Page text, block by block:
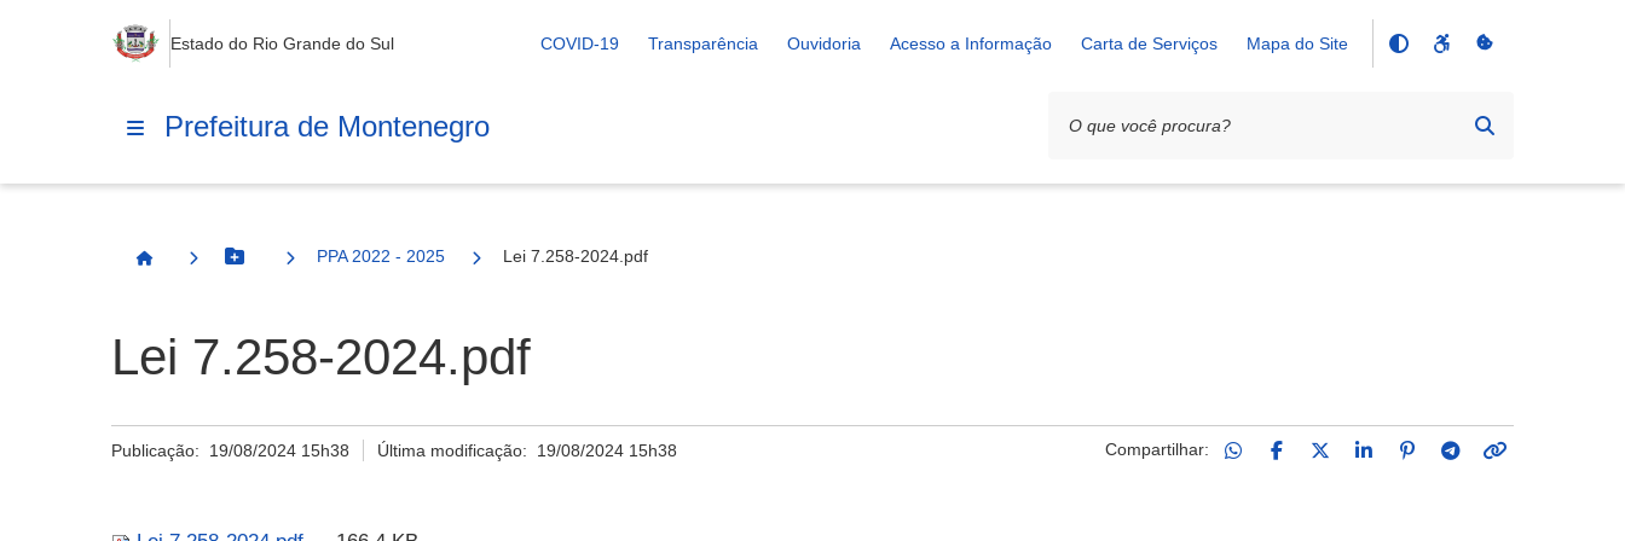
Estado do Rio Grande do Sul COVID-19 Transparência Ouvidoria Acesso a Informação Carta de Serviços Mapa do Site
Prefeitura de Montenegro
Página InicialBotão Menu
PPA 2022 - 2025 Lei 7.258-2024.pdf
Lei 7.258-2024.pdf
Publicação: 19/08/2024 15h38 Última modificação: 19/08/2024 15h38 Compartilhar: